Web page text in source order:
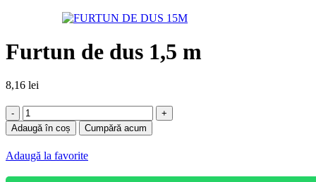
Furtun de dus 1,5 m
8,16 lei
Cantitate
Furtun
de
dus
1,5
m
Adaugă în coș Cumpără acum
Adaugă la favorite